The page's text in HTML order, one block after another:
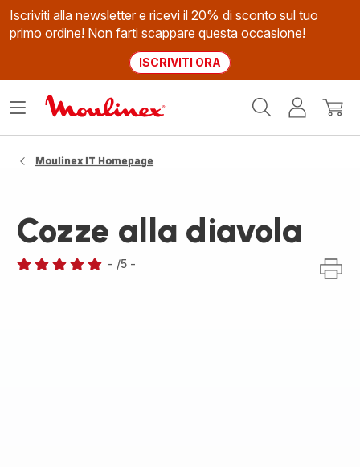
Iscriviti alla newsletter e ricevi il 20% di sconto sul tuo
primo ordine! Non farti scappare questa occasione!
ISCRIVITI ORA
Il
Apri
Moulinex IT Homepage
Cozze alla diavola
- /5 -